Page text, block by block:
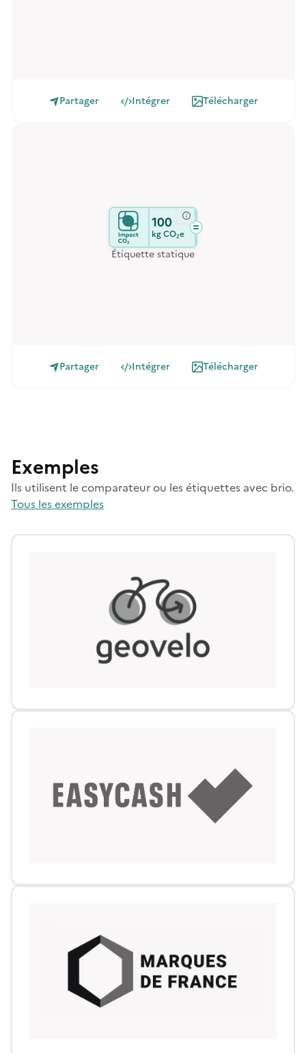
Partager Intégrer Télécharger
Étiquette statique
100
kgCO₂e
Partager Intégrer Télécharger
Exemples
Ils utilisent le comparateur ou les étiquettes avec brio.
Tous les exemples